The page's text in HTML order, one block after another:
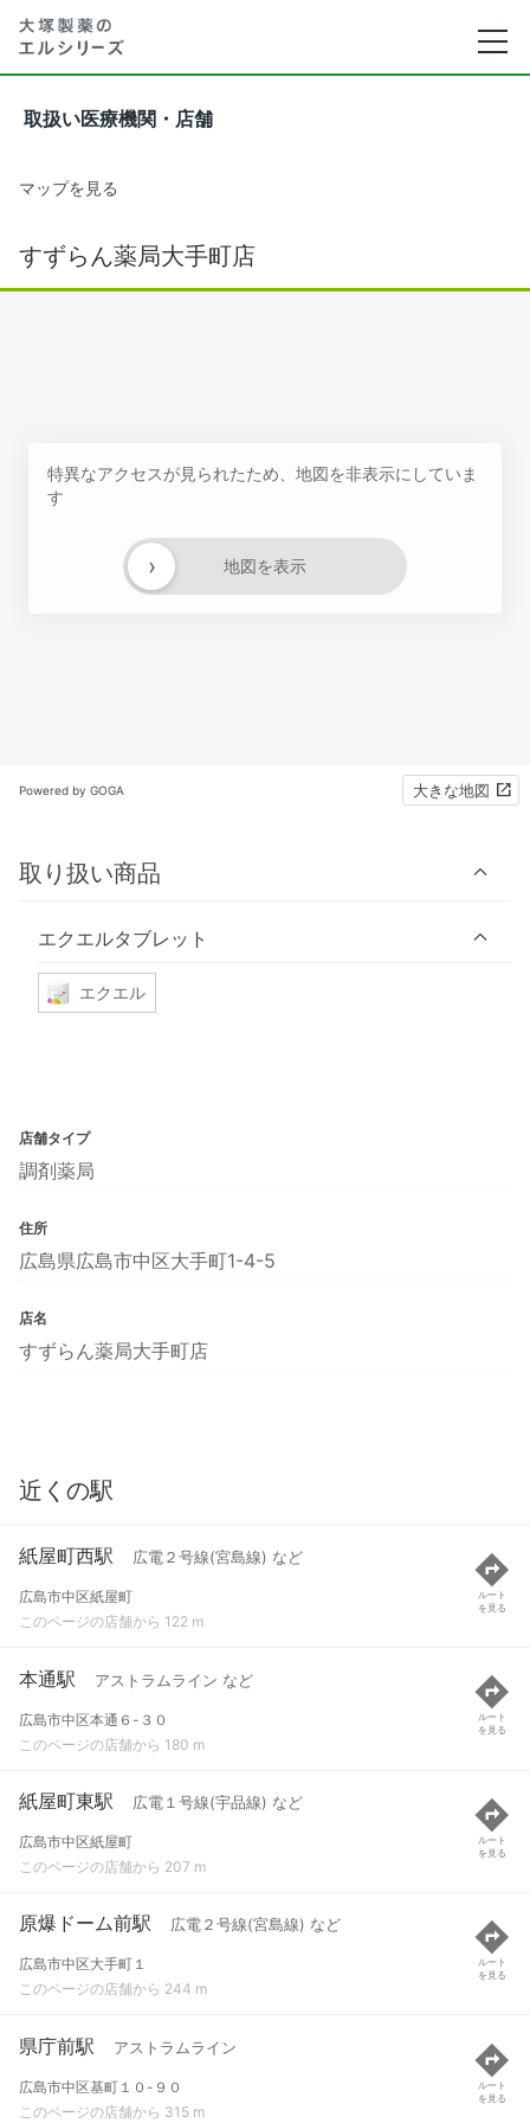
取扱い医療機関・店舗
マップを見る
すずらん薬局大手町店
特異なアクセスが見られたため、地図を非表示にしていま
す
地図を表示
›
Powered by GOGA 大きな地図
取り扱い商品
エクエルタブレット
エクエル
店舗タイプ
調剤薬局
住所
広島県広島市中区大手町1-4-5
店名
すずらん薬局大手町店
近くの駅
紙屋町西駅 広電２号線(宮島線) など
広島市中区紙屋町
このページの店舗から 122 m
ルート
を見る
本通駅 アストラムライン など
広島市中区本通６-３０
このページの店舗から 180 m
ルート
を見る
紙屋町東駅 広電１号線(宇品線) など
広島市中区紙屋町
このページの店舗から 207 m
ルート
を見る
原爆ドーム前駅 広電２号線(宮島線) など
広島市中区大手町１
このページの店舗から 244 m
ルート
を見る
県庁前駅 アストラムライン
広島市中区基町１０-９０
このページの店舗から 315 m
ルート
を見る